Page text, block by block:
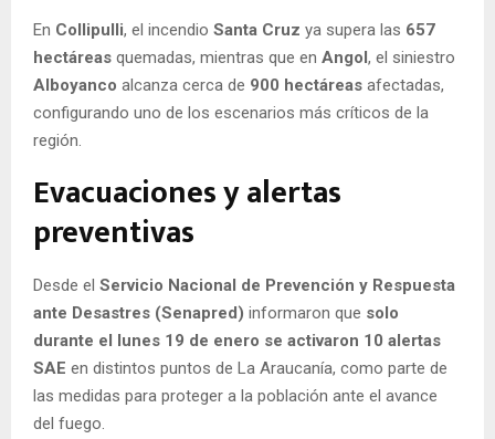
En Collipulli, el incendio Santa Cruz ya supera las 657
hectáreas quemadas, mientras que en Angol , el siniestro
Alboyanco alcanza cerca de 900 hectáreas afectadas,
configurando uno de los escenarios más críticos de la
región.
Evacuaciones y alertas
preventivas
Desde el Servicio Nacional de Prevención y Respuesta
ante Desastres (Senapred) informaron que solo
durante el lunes 19 de enero se activaron 10 alertas
SAE en distintos puntos de La Araucanía, como parte de
las medidas para proteger a la población ante el avance
del fuego.